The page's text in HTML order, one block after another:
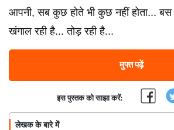
आपनी, सब कुछ होते भी कुछ नहीं होता... बस
खंगाल रही है... तोड़ रही है...
मुफ्त पढ़ें
इस पुस्तक को साझा करें:
लेखक के बारे में